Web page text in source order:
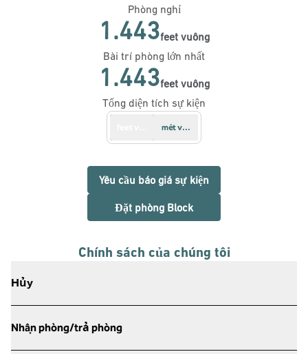
Phòng nghỉ
1.443feet vuông
Feet vuông
Bài trí phòng lớn nhất
1.443feet vuông
Feet vuông
Tổng diện tích sự kiện
mét vuông
Yêu cầu báo giá sự kiện
Đặt phòng Block,
Chính sách của chúng tôi
Hủy
Nhận phòng/trả phòng